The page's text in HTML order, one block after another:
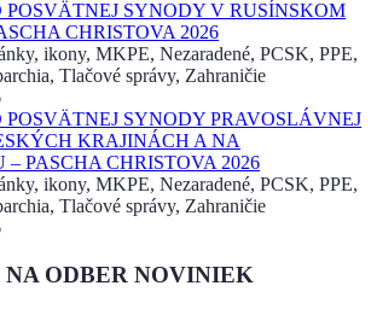
POSVÄTNEJ SYNODY V RUSÍNSKOM
CHRISTOVA 2026
ikony, MKPE, Nezaradené, PCSK, PPE,
Tlačové správy, Zahraničie
POSVÄTNEJ SYNODY PRAVOSLÁVNEJ
KRAJINÁCH A NA
– PASCHA CHRISTOVA 2026
ikony, MKPE, Nezaradené, PCSK, PPE,
Tlačové správy, Zahraničie
ODBER NOVINIEK